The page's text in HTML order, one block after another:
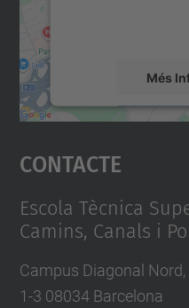
Més
powered by
Contacte
Escola Tècnica
Camins, Canals i
Campus Diagonal
1-3 08034 Barcelona